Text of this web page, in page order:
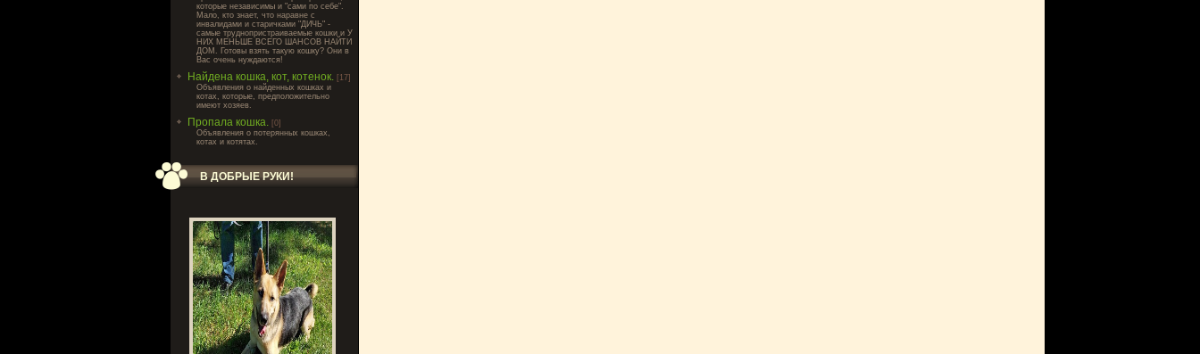
которые независимы и "сами по себе".
Мало, кто знает, что наравне с
инвалидами и старичками "ДИЧЬ" -
самые труднопристраиваемые кошки и У
НИХ МЕНЬШЕ ВСЕГО ШАНСОВ НАЙТИ
ДОМ. Готовы взять такую кошку? Они в
Вас очень нуждаются!
Найдена кошка, кот, котенок. [17]
Объявления о найденных кошках и
котах, которые, предположительно
имеют хозяев.
Пропала кошка. [0]
Объявления о потерянных кошках,
котах и котятах.
В ДОБРЫЕ РУКИ!